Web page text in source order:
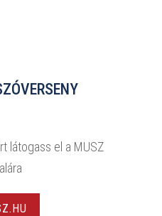
látogass el a MUSZ